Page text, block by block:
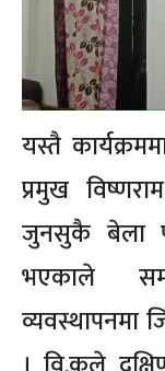
यस्तै
प्रमुख
जुनसुकै बेला
भएकाले
व्यवस्थापनमा